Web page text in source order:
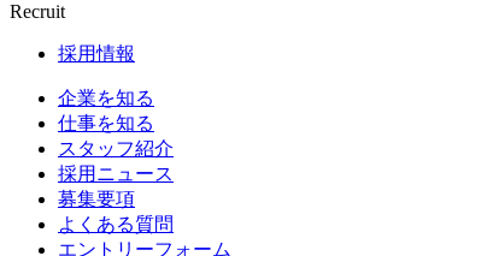
Recruit
採用情報
企業を知る
仕事を知る
スタッフ紹介
採用ニュース
募集要項
よくある質問
エントリーフォーム